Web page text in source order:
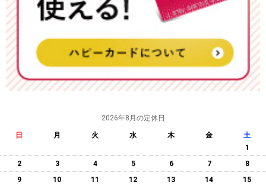
2026年8月の定休日
日 月 火 水 木 金
土
1
2
3 4 5 6 7
8
9
10 11 12 13 14
15